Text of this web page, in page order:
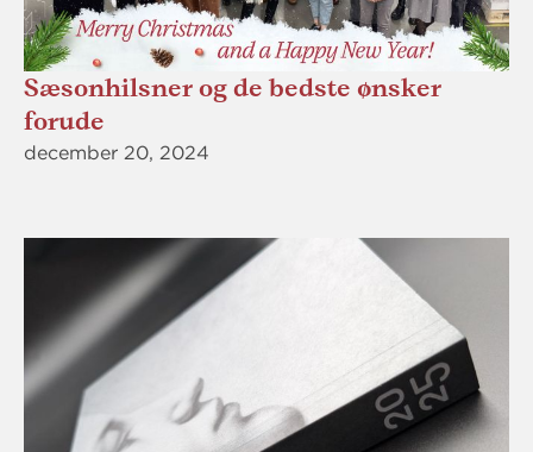
Sæsonhilsner og de bedste ønsker
forude
december 20, 2024